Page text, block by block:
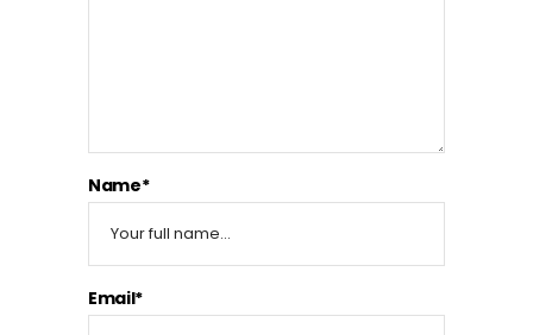
Name*
Email*